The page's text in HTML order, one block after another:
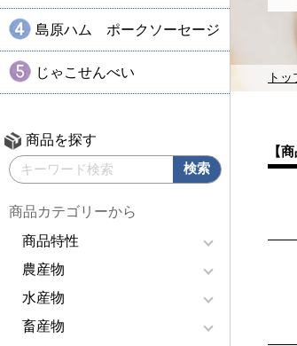
島原ハム ポークソーセージ
じゃこせんべい
商品を探す
商品カテゴリーから
商品特性
農産物
水産物
畜産物
ト
【